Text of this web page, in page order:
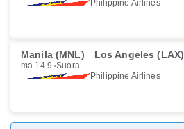
Philippine Airlines
Manila (MNL) Los Angeles (LAX)
ma 14.9. Suora
Philippine Airlines